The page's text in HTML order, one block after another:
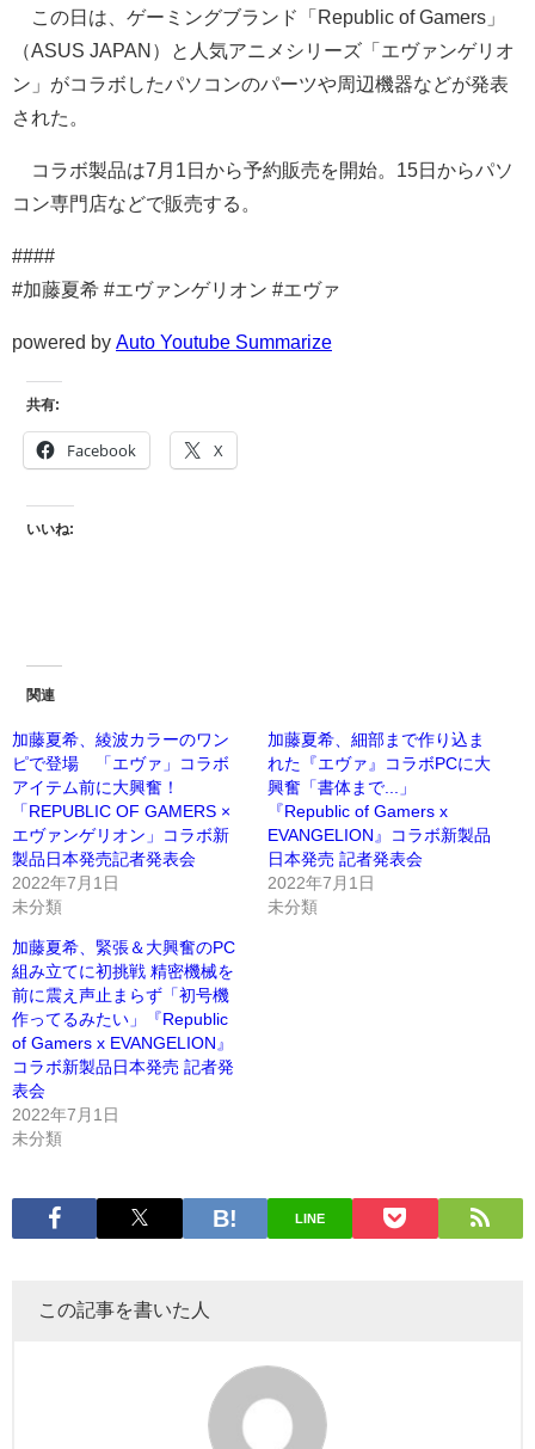
この日は、ゲーミングブランド「Republic of Gamers」
（ASUS JAPAN）と人気アニメシリーズ「エヴァンゲリオ
ン」がコラボしたパソコンのパーツや周辺機器などが発表
された。
コラボ製品は7月1日から予約販売を開始。15日からパソ
コン専門店などで販売する。
####
#加藤夏希 #エヴァンゲリオン #エヴァ
powered by Auto Youtube Summarize
共有:
Facebook X
いいね:
関連
加藤夏希、綾波カラーのワン
ピで登場 「エヴァ」コラボ
アイテム前に大興奮！
「REPUBLIC OF GAMERS ×
エヴァンゲリオン」コラボ新
製品日本発売記者発表会
2022年7月1日
未分類
加藤夏希、細部まで作り込ま
れた『エヴァ』コラボPCに大
興奮「書体まで...」
『Republic of Gamers x
EVANGELION』コラボ新製品
日本発売 記者発表会
2022年7月1日
未分類
加藤夏希、緊張＆大興奮のPC
組み立てに初挑戦 精密機械を
前に震え声止まらず「初号機
作ってるみたい」『Republic
of Gamers x EVANGELION』
コラボ新製品日本発売 記者発
表会
2022年7月1日
未分類
LINE
この記事を書いた人